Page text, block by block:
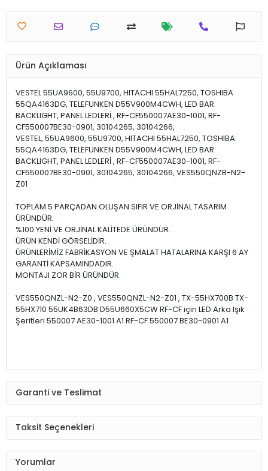
Ürün Açıklaması
VESTEL 55UA9600, 55U9700, HITACHI 55HAL7250, TOSHIBA
55QA4163DG, TELEFUNKEN D55V900M4CWH, LED BAR
BACKLIGHT, PANEL LEDLERİ , RF-CF550007AE30-1001, RF-
CF550007BE30-0901, 30104265, 30104266,
VESTEL, 55UA9600, 55U9700, HITACHI 55HAL7250, TOSHIBA
55QA4163DG, TELEFUNKEN D55V900M4CWH, LED BAR
BACKLIGHT, PANEL LEDLERİ , RF-CF550007AE30-1001, RF-
CF550007BE30-0901, 30104265, 30104266, VES550QNZB-N2-
Z01
TOPLAM 5 PARÇADAN OLUŞAN SIFIR VE ORJİNAL TASARIM
ÜRÜNDÜR.
%100 YENİ VE ORJİNAL KALİTEDE ÜRÜNDÜR.
ÜRÜN KENDİ GÖRSELİDİR.
ÜRÜNLERİMİZ FABRİKASYON VE ŞMALAT HATALARINA KARŞI 6 AY
GARANTİ KAPSAMINDADIR.
MONTAJI ZOR BİR ÜRÜNDÜR.
VES550QNZL-N2-Z0 , VES550QNZL-N2-Z01 , TX-55HX700B TX-
55HX710 55UK4B63DB D55U660X5CW RF-CF için LED Arka Işık
Şeritleri 550007 AE30-1001 A1 RF-CF 550007 BE30-0901 A1
Garanti ve Teslimat
Taksit Seçenekleri
Yorumlar